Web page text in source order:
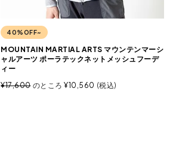
40%OFF~
MOUNTAIN MARTIAL ARTS マウンテンマーシ
ャルアーツ ポーラテックネットメッシュフーデ
ィー
¥17,600 のところ ¥10,560 税込